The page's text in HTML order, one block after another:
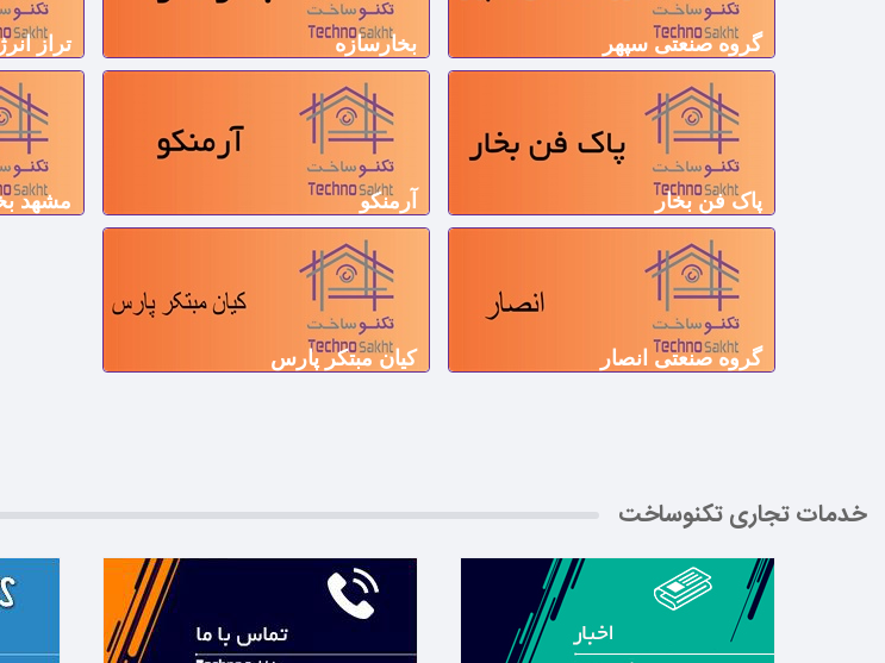
گروه صنعتی سپهر بخارسازه تراز
پاک فن بخار آرمنکو مشهد
گروه صنعتی انصار کیان مبتکر پارس
خدمات تجاری تکنوساخت